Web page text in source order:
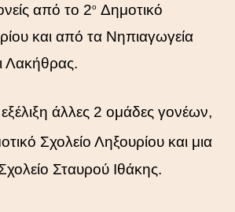
από το 2οΔημοτικό
και από τα Νηπιαγωγεία
Λακήθρας.
άλλες 2 ομάδες γονέων,
Σχολείο Ληξουρίου και μια
Σταυρού Ιθάκης.